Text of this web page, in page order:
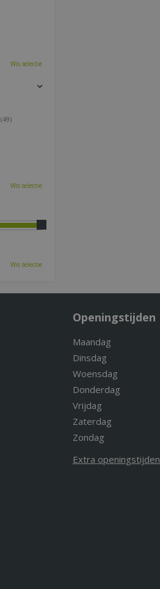
Wis selectie
(49)
Wis selectie
Wis selectie
Openingstijden
Maandag
Dinsdag
Woensdag
Donderdag
Vrijdag
Zaterdag
Zondag
Extra openingstijden